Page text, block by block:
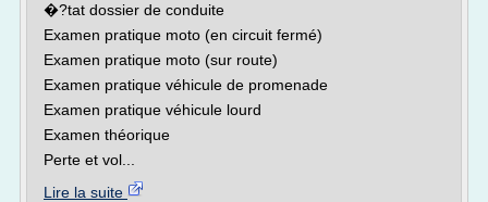
�?tat dossier de conduite
Examen pratique moto (en circuit fermé)
Examen pratique moto (sur route)
Examen pratique véhicule de promenade
Examen pratique véhicule lourd
Examen théorique
Perte et vol...
Lire la suite